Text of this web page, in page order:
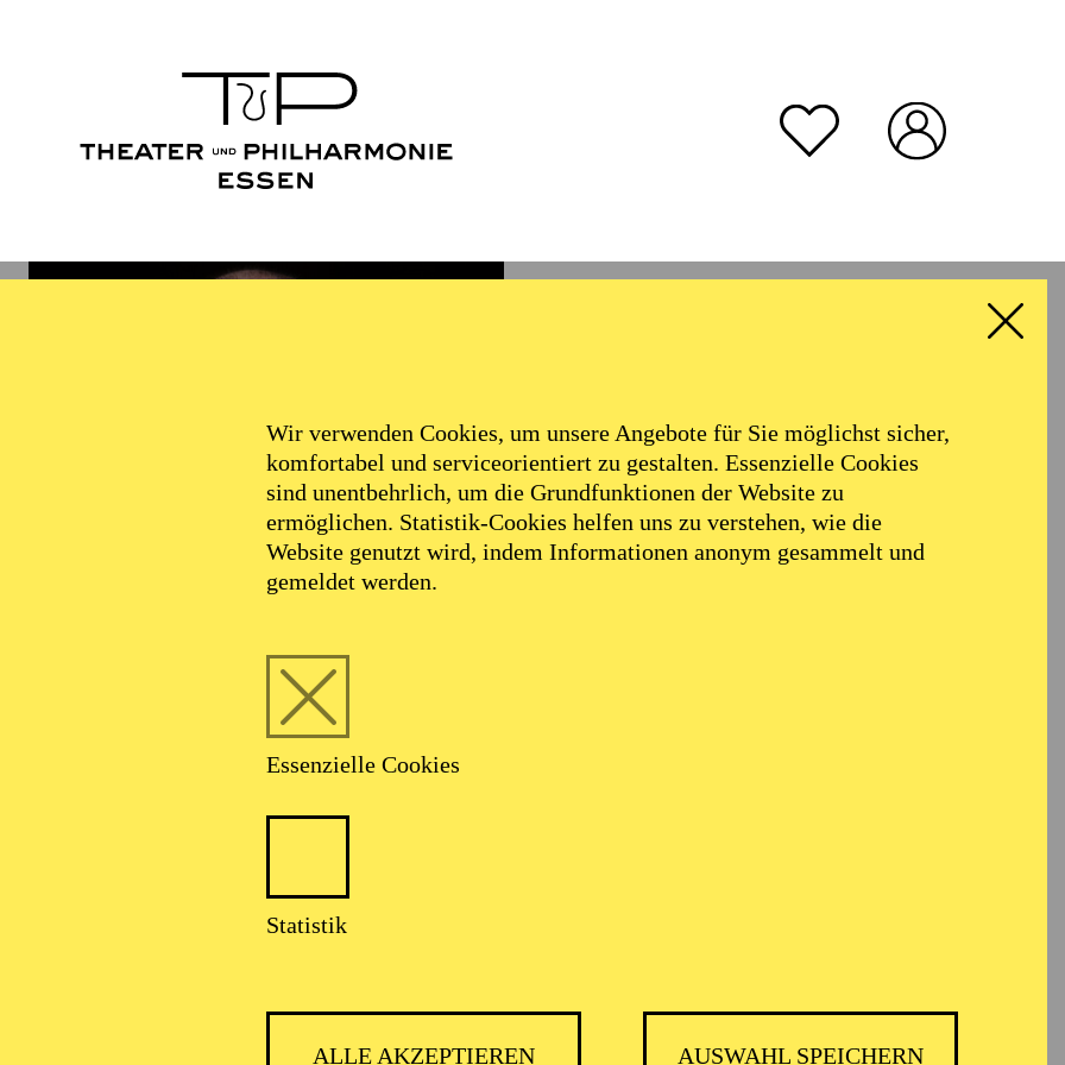
Wir verwenden Cookies, um unsere Angebote für Sie möglichst sicher,
komfortabel und serviceorientiert zu gestalten. Essenzielle Cookies
sind unentbehrlich, um die Grundfunktionen der Website zu
ermöglichen. Statistik-Cookies helfen uns zu verstehen, wie die
Website genutzt wird, indem Informationen anonym gesammelt und
gemeldet werden.
Essenzielle Cookies
Statistik
ALLE AKZEPTIEREN AUSWAHL SPEICHERN
VITA